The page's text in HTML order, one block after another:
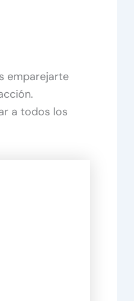
emparejarte
a todos los